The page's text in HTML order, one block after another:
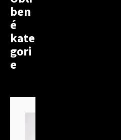
ben
é
kate
gori
e